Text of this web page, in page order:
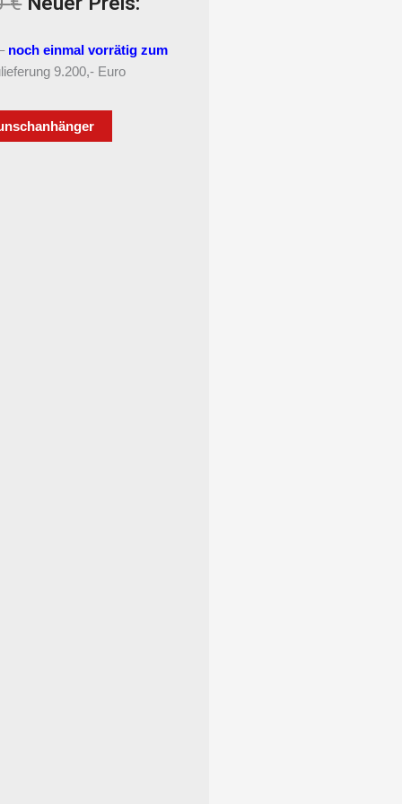
war:
10.399,00 €
€.
noch einmal vorrätig zum
9.200,- Euro